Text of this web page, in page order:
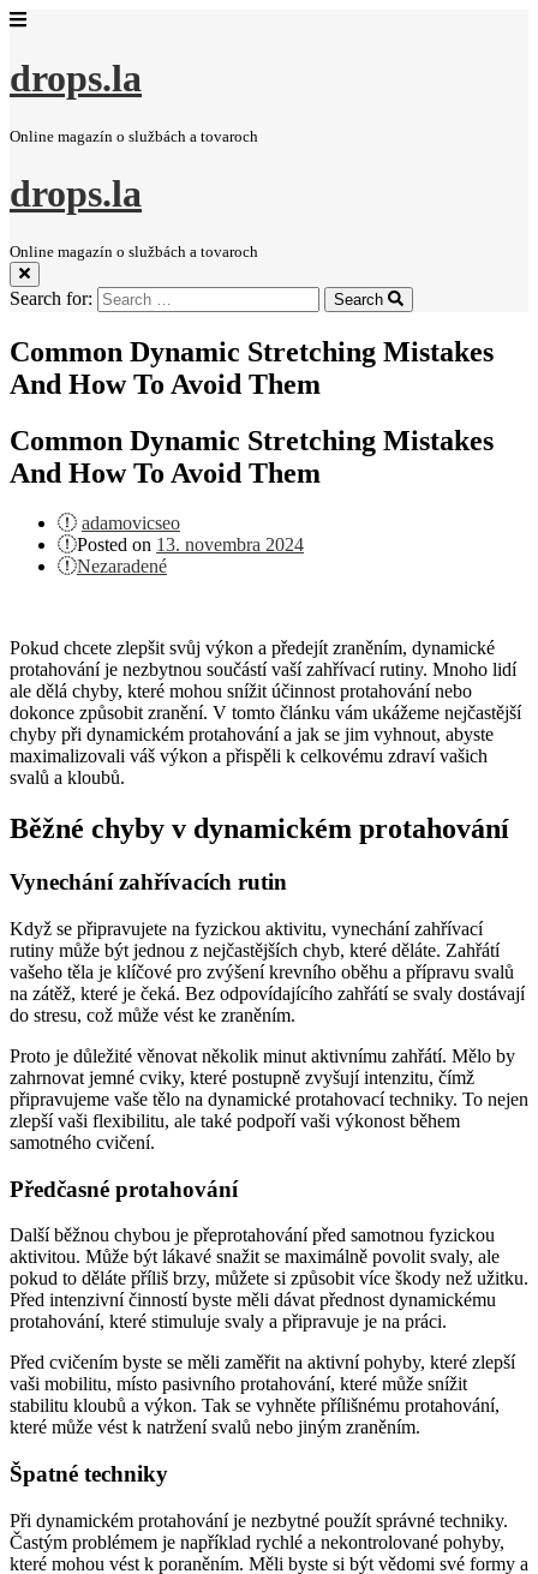
drops.la
Online magazín o službách a tovaroch
drops.la
Online magazín o službách a tovaroch
Search for: Search
Common Dynamic Stretching Mistakes
And How To Avoid Them
Common Dynamic Stretching Mistakes
And How To Avoid Them
adamovicseo
Posted on 13. novembra 2024
Nezaradené
Pokud chcete zlepšit svůj výkon a předejít zraněním, dynamické
protahování je nezbytnou součástí vaší zahřívací rutiny. Mnoho lidí
ale dělá chyby, které mohou snížit účinnost protahování nebo
dokonce způsobit zranění. V tomto článku vám ukážeme nejčastější
chyby při dynamickém protahování a jak se jim vyhnout, abyste
maximalizovali váš výkon a přispěli k celkovému zdraví vašich
svalů a kloubů.
Běžné chyby v dynamickém protahování
Vynechání zahřívacích rutin
Když se připravujete na fyzickou aktivitu, vynechání zahřívací
rutiny může být jednou z nejčastějších chyb, které děláte. Zahřátí
vašeho těla je klíčové pro zvýšení krevního oběhu a přípravu svalů
na zátěž, které je čeká. Bez odpovídajícího zahřátí se svaly dostávají
do stresu, což může vést ke zraněním.
Proto je důležité věnovat několik minut aktivnímu zahřátí. Mělo by
zahrnovat jemné cviky, které postupně zvyšují intenzitu, čímž
připravujeme vaše tělo na dynamické protahovací techniky. To nejen
zlepší vaši flexibilitu, ale také podpoří vaši výkonost během
samotného cvičení.
Předčasné protahování
Další běžnou chybou je přeprotahování před samotnou fyzickou
aktivitou. Může být lákavé snažit se maximálně povolit svaly, ale
pokud to děláte příliš brzy, můžete si způsobit více škody než užitku.
Před intenzivní činností byste měli dávat přednost dynamickému
protahování, které stimuluje svaly a připravuje je na práci.
Před cvičením byste se měli zaměřit na aktivní pohyby, které zlepší
vaši mobilitu, místo pasivního protahování, které může snížit
stabilitu kloubů a výkon. Tak se vyhněte přílišnému protahování,
které může vést k natržení svalů nebo jiným zraněním.
Špatné techniky
Při dynamickém protahování je nezbytné použít správné techniky.
Častým problémem je například rychlé a nekontrolované pohyby,
které mohou vést k poraněním. Měli byste si být vědomi své formy a